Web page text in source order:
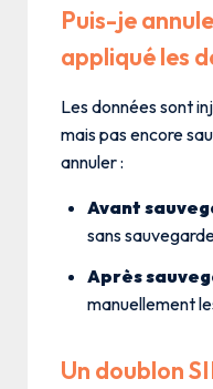
Puis-je
appliqué les
Les données sont
mais pas encore
annuler :
Avant
sans
Après
manuellement
Un doublon